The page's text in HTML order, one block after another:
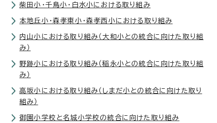
柴田小・千鳥小・白水小における取り組み
本地丘小・森孝東小・森孝西小における取り組み
内山小における取り組み（大和小との統合に向けた取り組
み）
野跡小における取り組み（稲永小との統合に向けた取り組
み）
高坂小における取り組み（しまだ小との統合に向けた取り
組み）
御園小学校と名城小学校の統合に向けた取り組み